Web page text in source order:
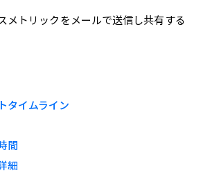
メトリックをメールで送信し共有する
タイムライン
間
細